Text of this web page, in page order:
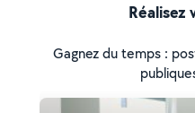
Réalisez
Gagnez du temps :